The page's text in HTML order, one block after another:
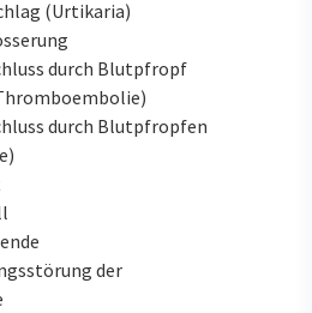
(Urtikaria)
durch Blutpfropf
durch Blutpfropfen
der